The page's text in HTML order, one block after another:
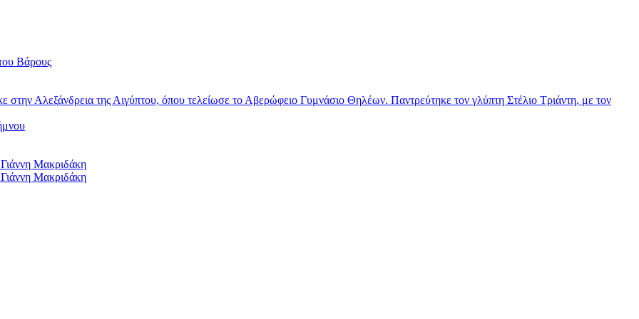
Βάρους
Αλεξάνδρεια της Αιγύπτου, όπου τελείωσε το Αβερώφειο Γυμνάσιο Θηλέων. Παντρεύτηκε τον γλύπτη Στέλιο Τριάντη, με τον
Μακριδάκη
Μακριδάκη